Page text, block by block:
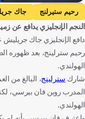
Getty Images
رحيم ستيرلنج جاك
كرة قدم
النجم الإنجليزي يدافع عن
دافع الإنجليزي جاك
رحيم سترلينج، بعد ظهوره
الهولندي.
شارك سترلينج
المدرب روبن فان بيرسي،
الهولندي.